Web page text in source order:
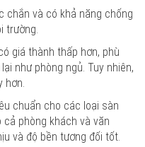
và có khả năng chống
trường.
giá thành thấp hơn, phù
như phòng ngủ. Tuy nhiên,
chuẩn cho các loại sàn
phòng khách và văn
và độ bền tương đối tốt.